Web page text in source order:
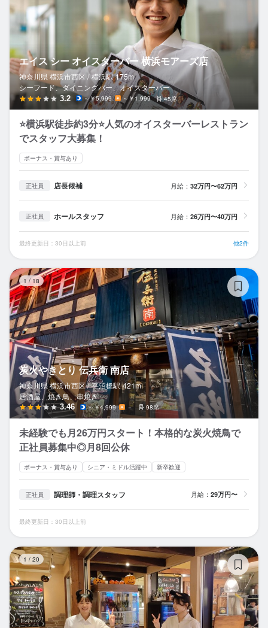
エイス シー オイスターバー 横浜モアーズ店
神奈川県 横浜市西区 / 横浜駅 175m
シーフード、ダイニングバー、オイスターバー
3.2 ～￥5,999 ～￥1,999 45席
⭐横浜駅徒歩約3分⭐人気のオイスターバーレストラン
でスタッフ大募集！
ボーナス・賞与あり
正社員 店長候補 月給： 32万円〜62万円
正社員 ホールスタッフ 月給： 26万円〜40万円
最終更新日：30日以上前 他2件
1 / 18
炭火やきとり 伝兵衛 南店
神奈川県 横浜市西区 / 平沼橋駅 421m
居酒屋、焼き鳥、串焼き
3.46 ～￥4,999 － 98席
未経験でも月26万円スタート！本格的な炭火焼鳥で
正社員募集中◎月8回公休
ボーナス・賞与あり シニア・ミドル活躍中 新卒歓迎
正社員 調理師・調理スタッフ 月給： 29万円〜
最終更新日：30日以上前
1 / 20